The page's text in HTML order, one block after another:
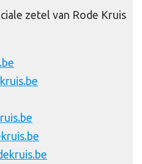
zetel van Rode Kruis